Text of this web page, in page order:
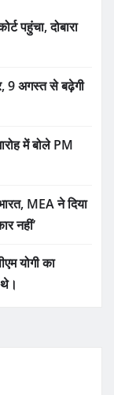
पहुंचा, दोबारा
9 अगस्त से बढ़ेगी
में बोले PM
MEA ने दिया
नहीं’
योगी का